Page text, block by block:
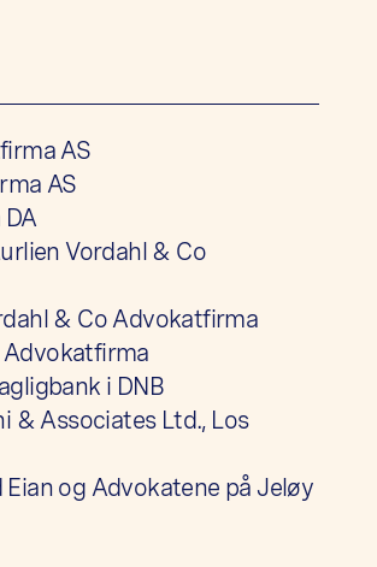
AS
AS
Vordahl & Co
& Co Advokatfirma
i DNB
& Associates Ltd., Los
og Advokatene på Jeløy